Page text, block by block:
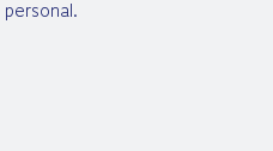
personal.